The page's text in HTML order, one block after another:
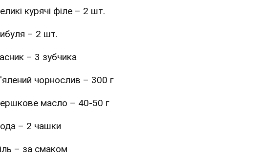
курячі філе – 2 шт.
– 2 шт.
– 3 зубчика
чорнослив – 300 г
масло – 40-50 г
– 2 чашки
– за смаком